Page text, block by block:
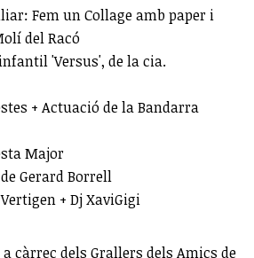
Fem un Collage amb paper i
del Racó
'Versus', de la cia.
+ Actuació de la Bandarra
Major
Gerard Borrell
+ Dj XaviGigi
càrrec dels Grallers dels Amics de